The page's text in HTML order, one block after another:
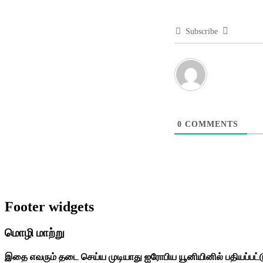
Subscribe
0 COMMENTS
Footer widgets
மொழி மாற்று
இதை எவரும் தடை செய்ய முடியாது ஐரோபிய யூனியினில்